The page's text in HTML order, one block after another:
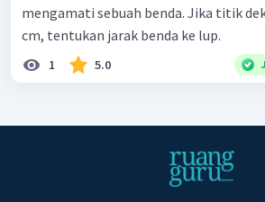
mengamati sebuah benda. Jika titik
cm, tentukan jarak benda ke lup.
1 5.0